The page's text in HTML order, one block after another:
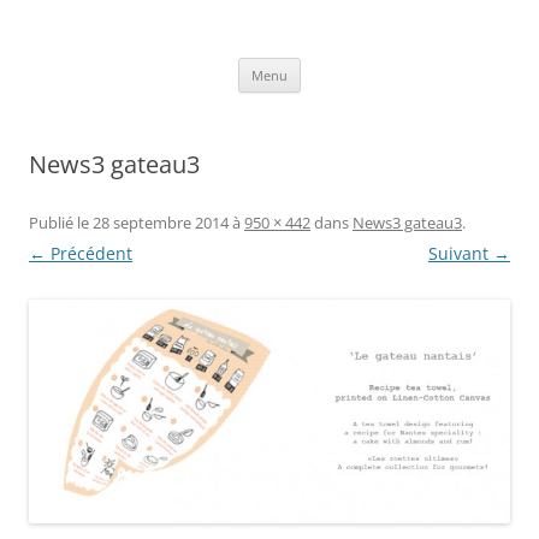
Menu
News3 gateau3
Publié le28 septembre 2014à 950 × 442dans News3 gateau3.
← Précédent Suivant →